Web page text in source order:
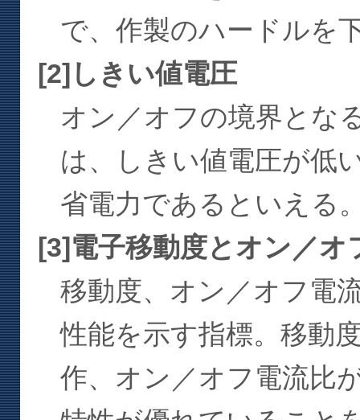
で、作製のハードルを
[2]しきい値電圧
オン／オフの境界とな
は、しきい値電圧が低
省電力であるといえる
[3]電子移動度とオン／オ
移動度、オン／オフ電
性能を示す指標。移動
作、オン／オフ電流比